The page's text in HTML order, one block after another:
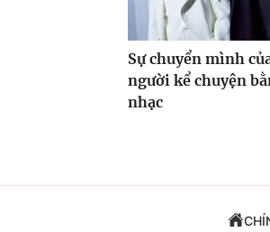
Sự chuyển mình
người kể chuyện
nhạc